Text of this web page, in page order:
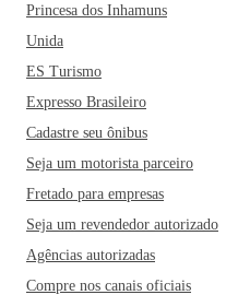
enriquecer o seu roteiro
Frades, ao Mercado
postais da cidade -, o
Brasil -, o famoso
mais de 2000 obras de
Parque da Cidade - local
e a Igreja do Senhor do
suas fitinhas e fazem seus
históricos vive a cidade,
Princesa dos Inhamuns
Unida
ES Turismo
Expresso Brasileiro
Cadastre seu ônibus
Seja um motorista parceiro
Fretado para empresas
Seja um revendedor autorizado
Agências autorizadas
Compre nos canais oficiais